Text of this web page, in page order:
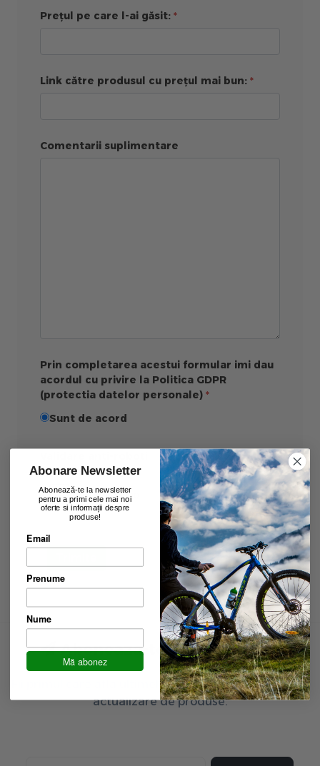
Prețul pe care l-ai găsit:
Link către produsul cu prețul mai bun:
Comentarii suplimentare
Prin completarea acestui formular imi dau
acordul cu privire la Politica GDPR
(protectia datelor personale)
Sunt de acord
Aboneaza-te la newsletter
Fii primul care afla ultimele oferte exclusive și ultima
actualizare de produse.
Abonare Newsletter
Abonează-te la newsletter
pentru a primi cele mai noi
oferte si informații despre
produse!
Email
Prenume
Nume
Mă abonez